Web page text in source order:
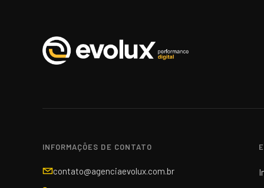
INFORMAÇÕES DE CONTATO
contato@agenciaevolux.com.br